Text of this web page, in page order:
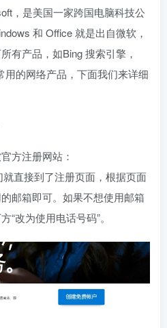
，是美国一家跨国电脑科技公
和 Office 就是出自微软，
有产品，如Bing 搜索引擎，
用的网络产品，下面我们来详细
方注册网站：
直接到了注册页面，根据页面
邮箱即可。如果不想使用邮箱
“改为使用电话号码”。